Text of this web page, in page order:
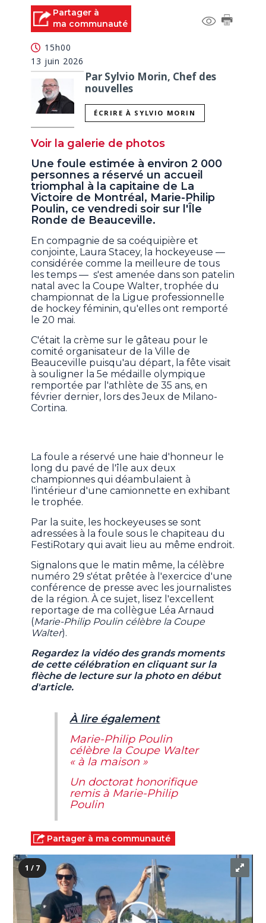
Partager à
ma communauté
15h00
13 juin 2026
Par Sylvio Morin, Chef des
nouvelles
ÉCRIRE À SYLVIO MORIN
Voir la galerie de photos
Une foule estimée à environ 2 000
personnes a réservé un accueil
triomphal à la capitaine de La
Victoire de Montréal, Marie-Philip
Poulin, ce vendredi soir sur l'Île
Ronde de Beauceville.
En compagnie de sa coéquipière et
conjointe, Laura Stacey, la hockeyeuse —
considérée comme la meilleure de tous
les temps — s'est amenée dans son patelin
natal avec la Coupe Walter, trophée du
championnat de la Ligue professionnelle
de hockey féminin, qu'elles ont remporté
le 20 mai.
C'était la crème sur le gâteau pour le
comité organisateur de la Ville de
Beauceville puisqu'au départ, la fête visait
à souligner la 5e médaille olympique
remportée par l'athlète de 35 ans, en
février dernier, lors des Jeux de Milano-
Cortina.
La foule a réservé une haie d'honneur le
long du pavé de l'île aux deux
championnes qui déambulaient à
l'intérieur d'une camionnette en exhibant
le trophée.
Par la suite, les hockeyeuses se sont
adressées à la foule sous le chapiteau du
FestiRotary qui avait lieu au même endroit.
Signalons que le matin même, la célèbre
numéro 29 s'état prêtée à l'exercice d'une
conférence de presse avec les journalistes
de la région. À ce sujet, lisez l'excellent
reportage de ma collègue Léa Arnaud
(Marie-Philip Poulin célèbre la Coupe
Walter).
Regardez la vidéo des grands moments
de cette célébration en cliquant sur la
flèche de lecture sur la photo en début
d'article.
À lire également
Marie-Philip Poulin
célèbre la Coupe Walter
« à la maison »
Un doctorat honorifique
remis à Marie-Philip
Poulin
Partager à ma communauté
1 / 7